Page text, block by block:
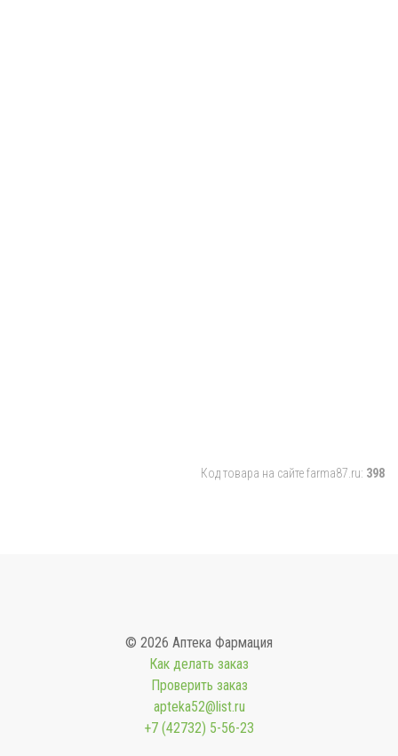
Код товара на сайте farma87.ru: 398
© 2026 Аптека Фармация
Как делать заказ
Проверить заказ
apteka52@list.ru
+7 (42732) 5-56-23